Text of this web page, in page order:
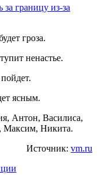
границу из-за
гроза.
ненастье.
ясным.
Антон, Василиса,
Никита.
Источник: vm.ru